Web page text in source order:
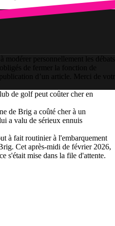
modérer personnellement les débats
de fermer la fonction de
d’un article. Merci de
de golf peut coûter cher en
de Brig a coûté cher à un
a valu de sérieux ennuis
à fait routinier à l'embarquement
Cet après-midi de février 2026,
s'était mise dans la file d'attente.